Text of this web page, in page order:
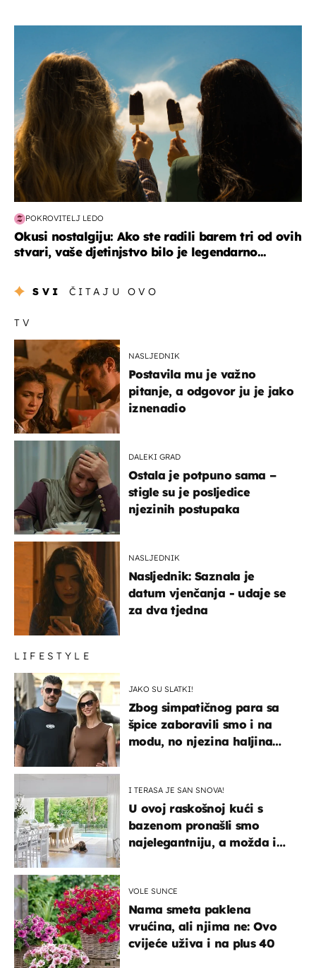
POKROVITELJ LEDO
Okusi nostalgiju: Ako ste radili barem tri od ovih
stvari, vaše djetinjstvo bilo je legendarno...
SVI ČITAJU OVO
TV
NASLJEDNIK
Postavila mu je važno
pitanje, a odgovor ju je jako
iznenadio
DALEKI GRAD
Ostala je potpuno sama –
stigle su je posljedice
njezinih postupaka
NASLJEDNIK
Nasljednik: Saznala je
datum vjenčanja - udaje se
za dva tjedna
LIFESTYLE
JAKO SU SLATKI!
Zbog simpatičnog para sa
špice zaboravili smo i na
modu, no njezina haljina
I TERASA JE SAN SNOVA!
U ovoj raskošnoj kući s
bazenom pronašli smo
najelegantniju, a možda i
VOLE SUNCE
Nama smeta paklena
vrućina, ali njima ne: Ovo
cvijeće uživa i na plus 40